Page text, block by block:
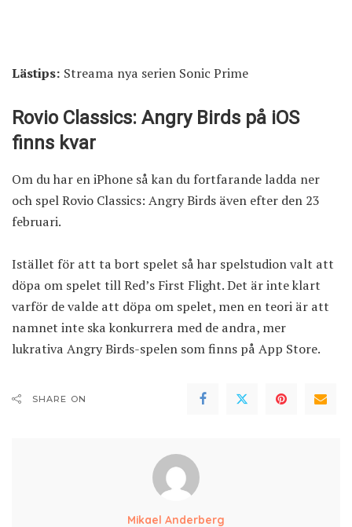
Lästips: Streama nya serien Sonic Prime
Rovio Classics: Angry Birds på iOS
finns kvar
Om du har en iPhone så kan du fortfarande ladda ner
och spel Rovio Classics: Angry Birds även efter den 23
februari.
Istället för att ta bort spelet så har spelstudion valt att
döpa om spelet till Red’s First Flight. Det är inte klart
varför de valde att döpa om spelet, men en teori är att
namnet inte ska konkurrera med de andra, mer
lukrativa Angry Birds-spelen som finns på App Store.
SHARE ON
Mikael Anderberg